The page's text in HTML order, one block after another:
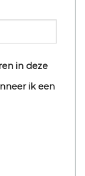
in deze
ik een